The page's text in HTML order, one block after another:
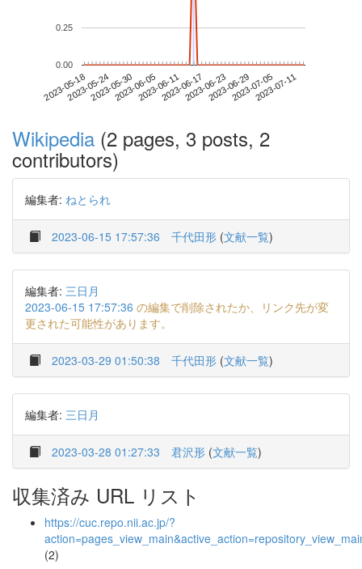
2023-05-182023-05-242023-05-302023-06-052023-06-112023-06-172023-06-232023-06-292023-07-052023-07-11
0.00
0.25
Wikipedia (2 pages, 3 posts, 2
contributors)
編集者: ねとられ
2023-06-15 17:57:36 千代田形 (文献一覧)
編集者: 三日月
2023-06-15 17:57:36 の編集で削除されたか、リンク先が変
更された可能性があります。
2023-03-29 01:50:38 千代田形 (文献一覧)
編集者: 三日月
2023-03-28 01:27:33 君沢形 (文献一覧)
収集済み URL リスト
https://cuc.repo.nii.ac.jp/?
(2)